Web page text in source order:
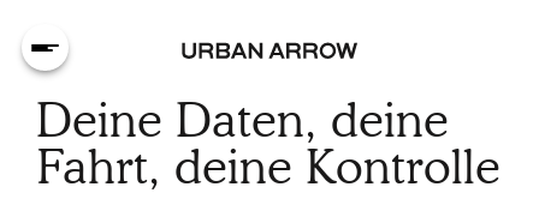
Deine Daten, deine
Fahrt, deine Kontrolle